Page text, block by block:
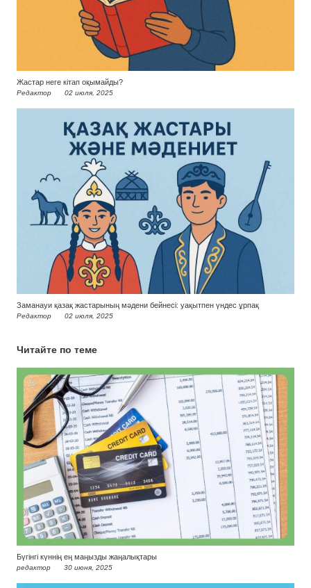
Жастар неге кітап оқымайды?
Редактор 02 июля, 2025
Заманауи қазақ жастарының мәдени бейнесі: уақытпен үндес ұрпақ
Редактор 02 июля, 2025
Читайте по теме
Бүгінгі күннің ең маңызды жаңалықтары
редактор 30 июня, 2025